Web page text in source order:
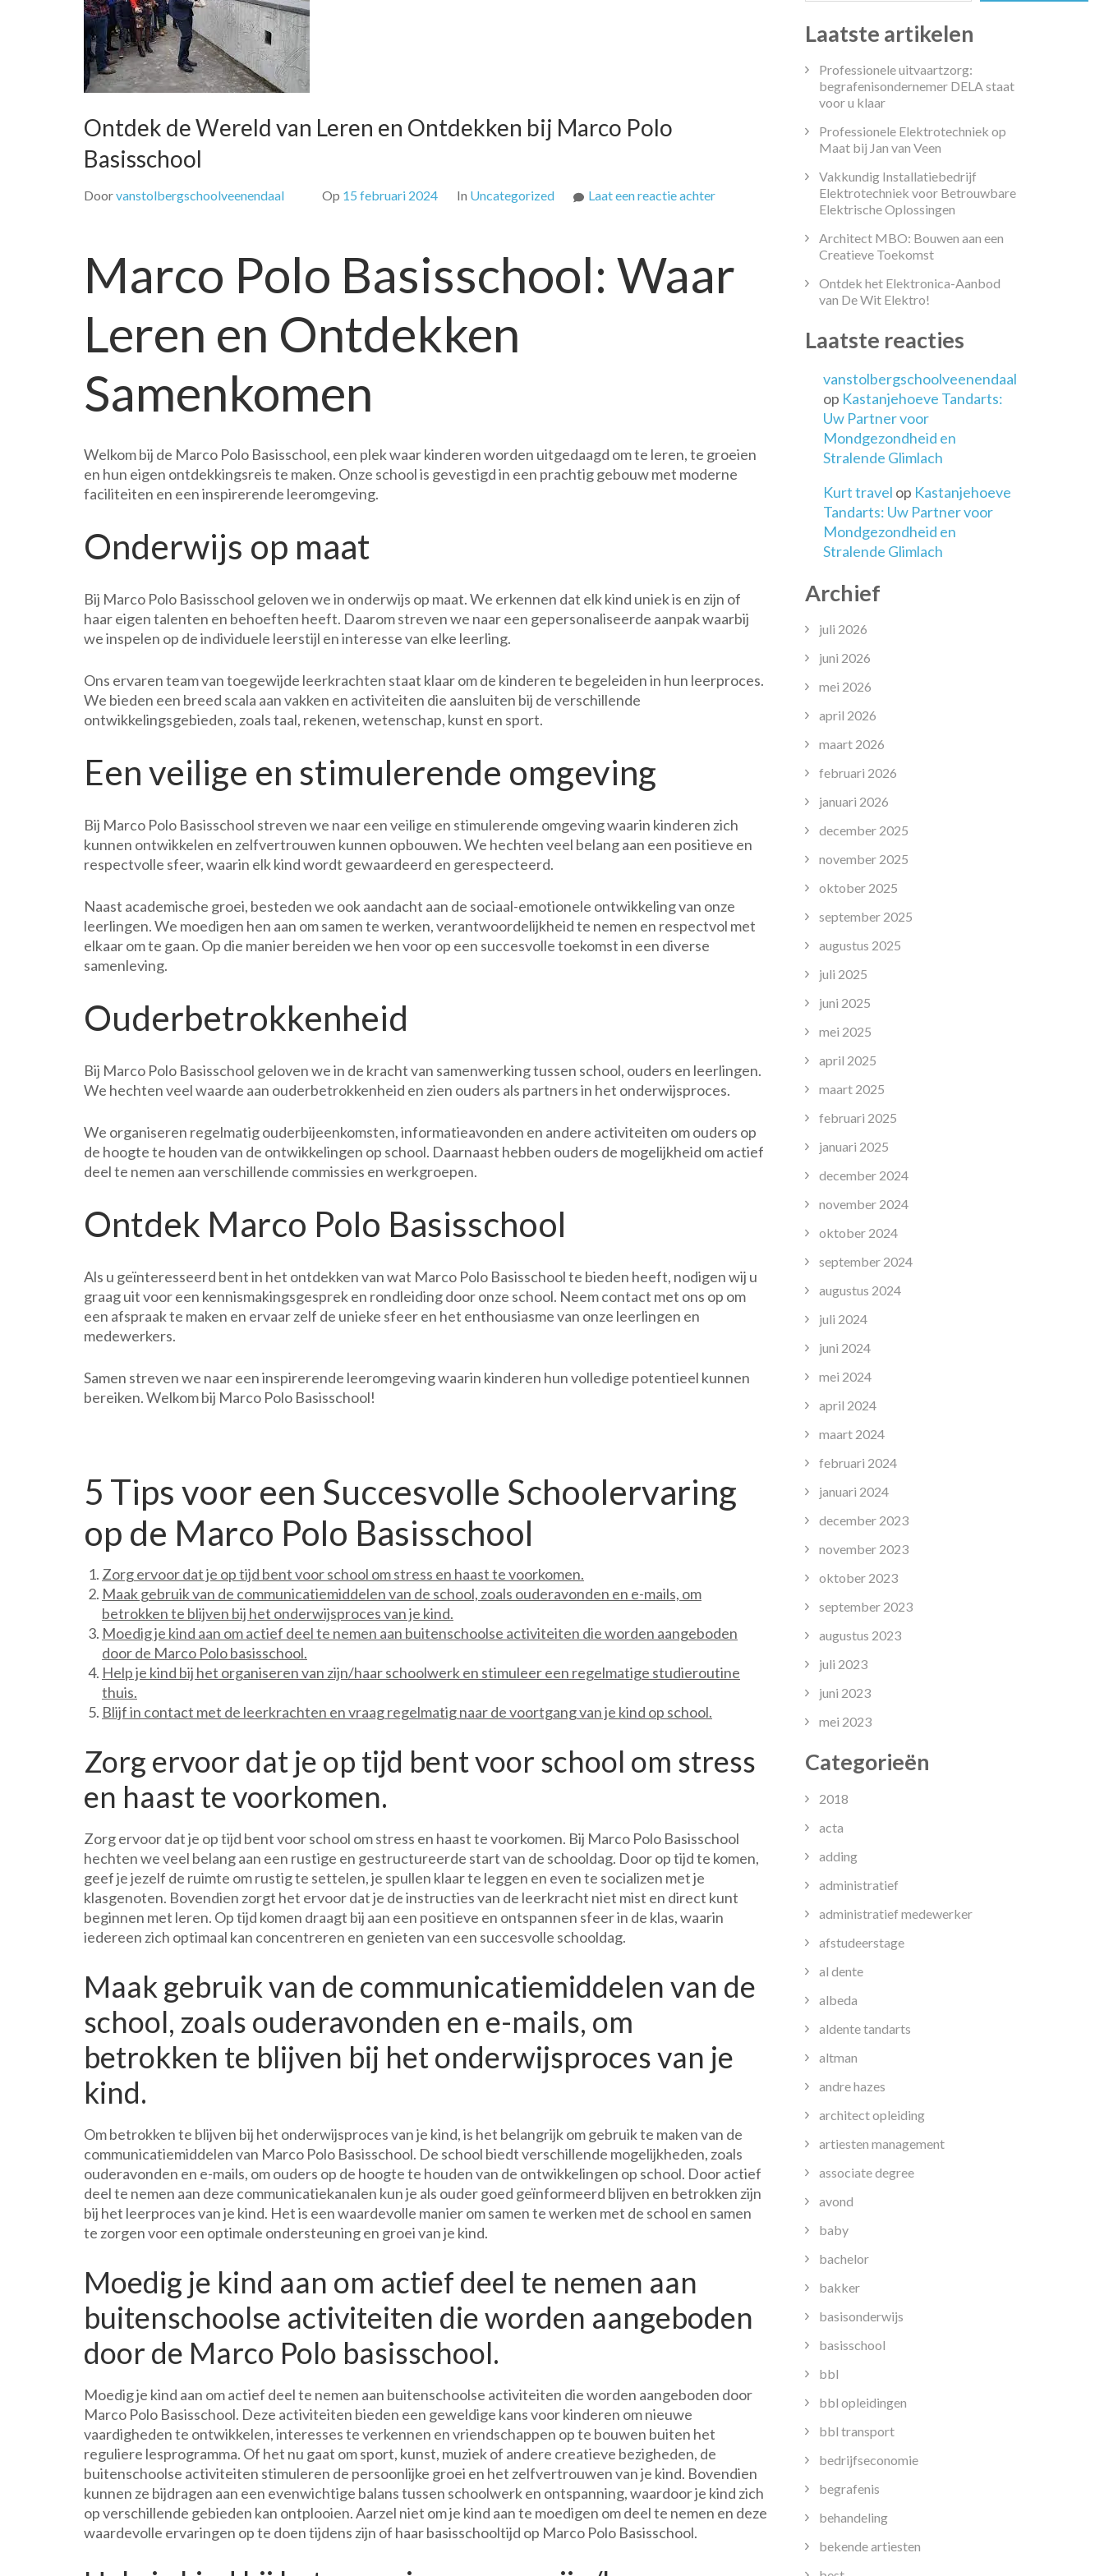
Ontdek de Wereld van Leren en Ontdekken bij Marco Polo
Basisschool
Doorvanstolbergschoolveenendaal Op 15 februari 2024 In Uncategorized Laat een reactie achterop
van
Leren
Marco Polo Basisschool: Waar
Leren en Ontdekken
Samenkomen
Welkom bij de Marco Polo Basisschool, een plek waar kinderen worden uitgedaagd om te leren, te groeien
en hun eigen ontdekkingsreis te maken. Onze school is gevestigd in een prachtig gebouw met moderne
faciliteiten en een inspirerende leeromgeving.
Onderwijs op maat
Bij Marco Polo Basisschool geloven we in onderwijs op maat. We erkennen dat elk kind uniek is en zijn of
haar eigen talenten en behoeften heeft. Daarom streven we naar een gepersonaliseerde aanpak waarbij
we inspelen op de individuele leerstijl en interesse van elke leerling.
Ons ervaren team van toegewijde leerkrachten staat klaar om de kinderen te begeleiden in hun leerproces.
We bieden een breed scala aan vakken en activiteiten die aansluiten bij de verschillende
ontwikkelingsgebieden, zoals taal, rekenen, wetenschap, kunst en sport.
Een veilige en stimulerende omgeving
Bij Marco Polo Basisschool streven we naar een veilige en stimulerende omgeving waarin kinderen zich
kunnen ontwikkelen en zelfvertrouwen kunnen opbouwen. We hechten veel belang aan een positieve en
respectvolle sfeer, waarin elk kind wordt gewaardeerd en gerespecteerd.
Naast academische groei, besteden we ook aandacht aan de sociaal-emotionele ontwikkeling van onze
leerlingen. We moedigen hen aan om samen te werken, verantwoordelijkheid te nemen en respectvol met
elkaar om te gaan. Op die manier bereiden we hen voor op een succesvolle toekomst in een diverse
samenleving.
Ouderbetrokkenheid
Bij Marco Polo Basisschool geloven we in de kracht van samenwerking tussen school, ouders en leerlingen.
We hechten veel waarde aan ouderbetrokkenheid en zien ouders als partners in het onderwijsproces.
We organiseren regelmatig ouderbijeenkomsten, informatieavonden en andere activiteiten om ouders op
de hoogte te houden van de ontwikkelingen op school. Daarnaast hebben ouders de mogelijkheid om actief
deel te nemen aan verschillende commissies en werkgroepen.
Ontdek Marco Polo Basisschool
Als u geïnteresseerd bent in het ontdekken van wat Marco Polo Basisschool te bieden heeft, nodigen wij u
graag uit voor een kennismakingsgesprek en rondleiding door onze school. Neem contact met ons op om
een afspraak te maken en ervaar zelf de unieke sfeer en het enthousiasme van onze leerlingen en
medewerkers.
Samen streven we naar een inspirerende leeromgeving waarin kinderen hun volledige potentieel kunnen
bereiken. Welkom bij Marco Polo Basisschool!
5 Tips voor een Succesvolle Schoolervaring
op de Marco Polo Basisschool
Zorg ervoor dat je op tijd bent voor school om stress en haast te voorkomen.
Maak gebruik van de communicatiemiddelen van de school, zoals ouderavonden en e-mails, om
betrokken te blijven bij het onderwijsproces van je kind.
Moedig je kind aan om actief deel te nemen aan buitenschoolse activiteiten die worden aangeboden
door de Marco Polo basisschool.
Help je kind bij het organiseren van zijn/haar schoolwerk en stimuleer een regelmatige studieroutine
thuis.
Blijf in contact met de leerkrachten en vraag regelmatig naar de voortgang van je kind op school.
Zorg ervoor dat je op tijd bent voor school om stress
en haast te voorkomen.
Zorg ervoor dat je op tijd bent voor school om stress en haast te voorkomen. Bij Marco Polo Basisschool
hechten we veel belang aan een rustige en gestructureerde start van de schooldag. Door op tijd te komen,
geef je jezelf de ruimte om rustig te settelen, je spullen klaar te leggen en even te socializen met je
klasgenoten. Bovendien zorgt het ervoor dat je de instructies van de leerkracht niet mist en direct kunt
beginnen met leren. Op tijd komen draagt bij aan een positieve en ontspannen sfeer in de klas, waarin
iedereen zich optimaal kan concentreren en genieten van een succesvolle schooldag.
Maak gebruik van de communicatiemiddelen van de
school, zoals ouderavonden en e-mails, om
betrokken te blijven bij het onderwijsproces van je
kind.
Om betrokken te blijven bij het onderwijsproces van je kind, is het belangrijk om gebruik te maken van de
communicatiemiddelen van Marco Polo Basisschool. De school biedt verschillende mogelijkheden, zoals
ouderavonden en e-mails, om ouders op de hoogte te houden van de ontwikkelingen op school. Door actief
deel te nemen aan deze communicatiekanalen kun je als ouder goed geïnformeerd blijven en betrokken zijn
bij het leerproces van je kind. Het is een waardevolle manier om samen te werken met de school en samen
te zorgen voor een optimale ondersteuning en groei van je kind.
Moedig je kind aan om actief deel te nemen aan
buitenschoolse activiteiten die worden aangeboden
door de Marco Polo basisschool.
Moedig je kind aan om actief deel te nemen aan buitenschoolse activiteiten die worden aangeboden door
Marco Polo Basisschool. Deze activiteiten bieden een geweldige kans voor kinderen om nieuwe
vaardigheden te ontwikkelen, interesses te verkennen en vriendschappen op te bouwen buiten het
reguliere lesprogramma. Of het nu gaat om sport, kunst, muziek of andere creatieve bezigheden, de
buitenschoolse activiteiten stimuleren de persoonlijke groei en het zelfvertrouwen van je kind. Bovendien
kunnen ze bijdragen aan een evenwichtige balans tussen schoolwerk en ontspanning, waardoor je kind zich
op verschillende gebieden kan ontplooien. Aarzel niet om je kind aan te moedigen om deel te nemen en deze
waardevolle ervaringen op te doen tijdens zijn of haar basisschooltijd op Marco Polo Basisschool.
Laatste artikelen
Professionele uitvaartzorg:
begrafenisondernemer DELA staat
voor u klaar
Professionele Elektrotechniek op
Maat bij Jan van Veen
Vakkundig Installatiebedrijf
Elektrotechniek voor Betrouwbare
Elektrische Oplossingen
Architect MBO: Bouwen aan een
Creatieve Toekomst
Ontdek het Elektronica-Aanbod
van De Wit Elektro!
Laatste reacties
vanstolbergschoolveenendaal
op Kastanjehoeve Tandarts:
Uw Partner voor
Mondgezondheid en
Stralende Glimlach
Kurt travel op Kastanjehoeve
Tandarts: Uw Partner voor
Mondgezondheid en
Stralende Glimlach
Archief
juli 2026
juni 2026
mei 2026
april 2026
maart 2026
februari 2026
januari 2026
december 2025
november 2025
oktober 2025
september 2025
augustus 2025
juli 2025
juni 2025
mei 2025
april 2025
maart 2025
februari 2025
januari 2025
december 2024
november 2024
oktober 2024
september 2024
augustus 2024
juli 2024
juni 2024
mei 2024
april 2024
maart 2024
februari 2024
januari 2024
december 2023
november 2023
oktober 2023
september 2023
augustus 2023
juli 2023
juni 2023
mei 2023
Categorieën
2018
acta
adding
administratief
administratief medewerker
afstudeerstage
al dente
albeda
aldente tandarts
altman
andre hazes
architect opleiding
artiesten management
associate degree
avond
baby
bachelor
bakker
basisonderwijs
basisschool
bbl
bbl opleidingen
bbl transport
bedrijfseconomie
begrafenis
behandeling
bekende artiesten